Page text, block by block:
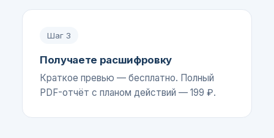
Шаг 3
Получаете расшифровку
Краткое превью — бесплатно. Полный
PDF-отчёт с планом действий — 199 ₽.